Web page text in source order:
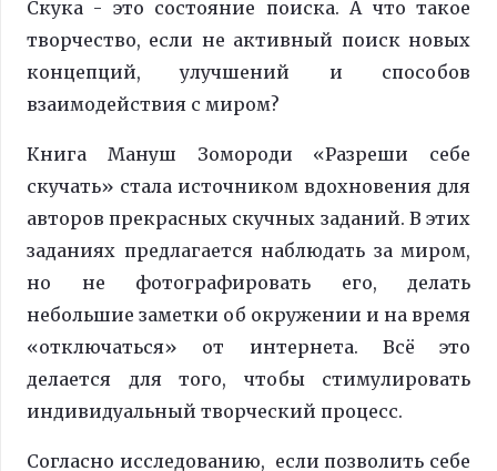
Скука - это состояние поиска. А что такое
творчество, если не активный поиск новых
концепций, улучшений и способов
взаимодействия с миром?
Книга Мануш Зомороди «Разреши себе
скучать» стала источником вдохновения для
авторов прекрасных скучных заданий. В этих
заданиях предлагается наблюдать за миром,
но не фотографировать его, делать
небольшие заметки об окружении и на время
«отключаться» от интернета. Всё это
делается для того, чтобы стимулировать
индивидуальный творческий процесс.
Согласно исследованию, если позволить себе